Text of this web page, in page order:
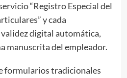
“Registro Especial del
y cada
digital automática,
manuscrita del empleador.
formularios tradicionales